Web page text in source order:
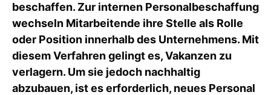
beschaffen. Zur internen Personalbeschaffung
wechseln Mitarbeitende ihre Stelle als Rolle
oder Position innerhalb des Unternehmens. Mit
diesem Verfahren gelingt es, Vakanzen zu
verlagern. Um sie jedoch nachhaltig
abzubauen, ist es erforderlich, neues Personal